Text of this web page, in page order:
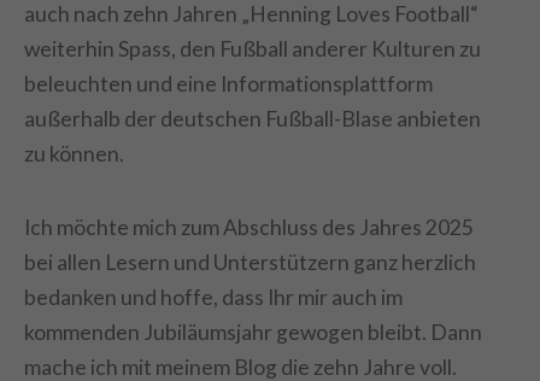
auch nach zehn Jahren „Henning Loves Football“
weiterhin Spass, den Fußball anderer Kulturen zu
beleuchten und eine Informationsplattform
außerhalb der deutschen Fußball-Blase anbieten
zu können.
Ich möchte mich zum Abschluss des Jahres 2025
bei allen Lesern und Unterstützern ganz herzlich
bedanken und hoffe, dass Ihr mir auch im
kommenden Jubiläumsjahr gewogen bleibt. Dann
mache ich mit meinem Blog die zehn Jahre voll.